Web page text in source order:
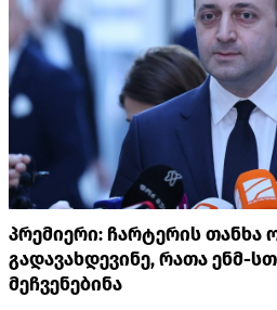
პრემიერი: ჩარტერის თანხა
გადავახდევინე, რათა ენმ-
მეჩვენებინა